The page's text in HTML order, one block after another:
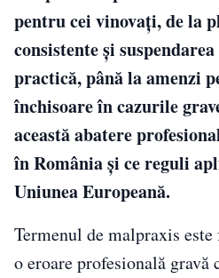
pentru cei vinovați, de la
consistente și
practică, până la amenzi
închisoare în cazurile
această abatere
în România și ce reguli
Uniunea Europeană.
Termenul de malpraxis
o eroare profesională gravă